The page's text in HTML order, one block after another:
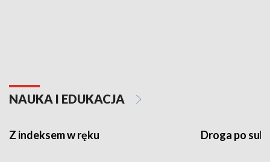
NAUKA I EDUKACJA
Z indeksem w ręku Droga po